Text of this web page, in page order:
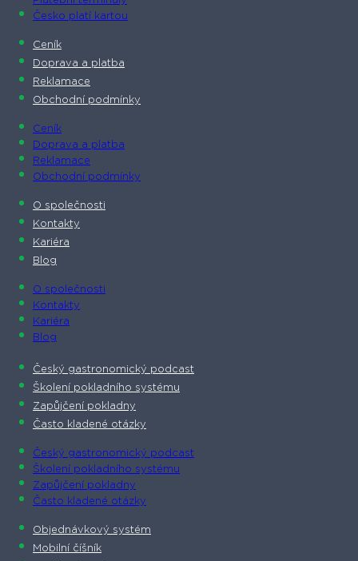
Česko platí kartou
Ceník
Doprava a platba
Reklamace
Obchodní podmínky
Ceník
Doprava a platba
Reklamace
Obchodní podmínky
O společnosti​
Kontakty
Kariéra
Blog
O společnosti​
Kontakty
Kariéra
Blog
Český gastronomický podcast​
Školení pokladního systému
Zapůjčení pokladny
Často kladené otázky
Český gastronomický podcast​
Školení pokladního systému
Zapůjčení pokladny
Často kladené otázky
Objednávkový systém
Mobilní číšník